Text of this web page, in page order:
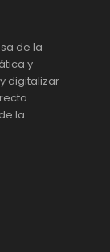
de la
y
digitalizar
la